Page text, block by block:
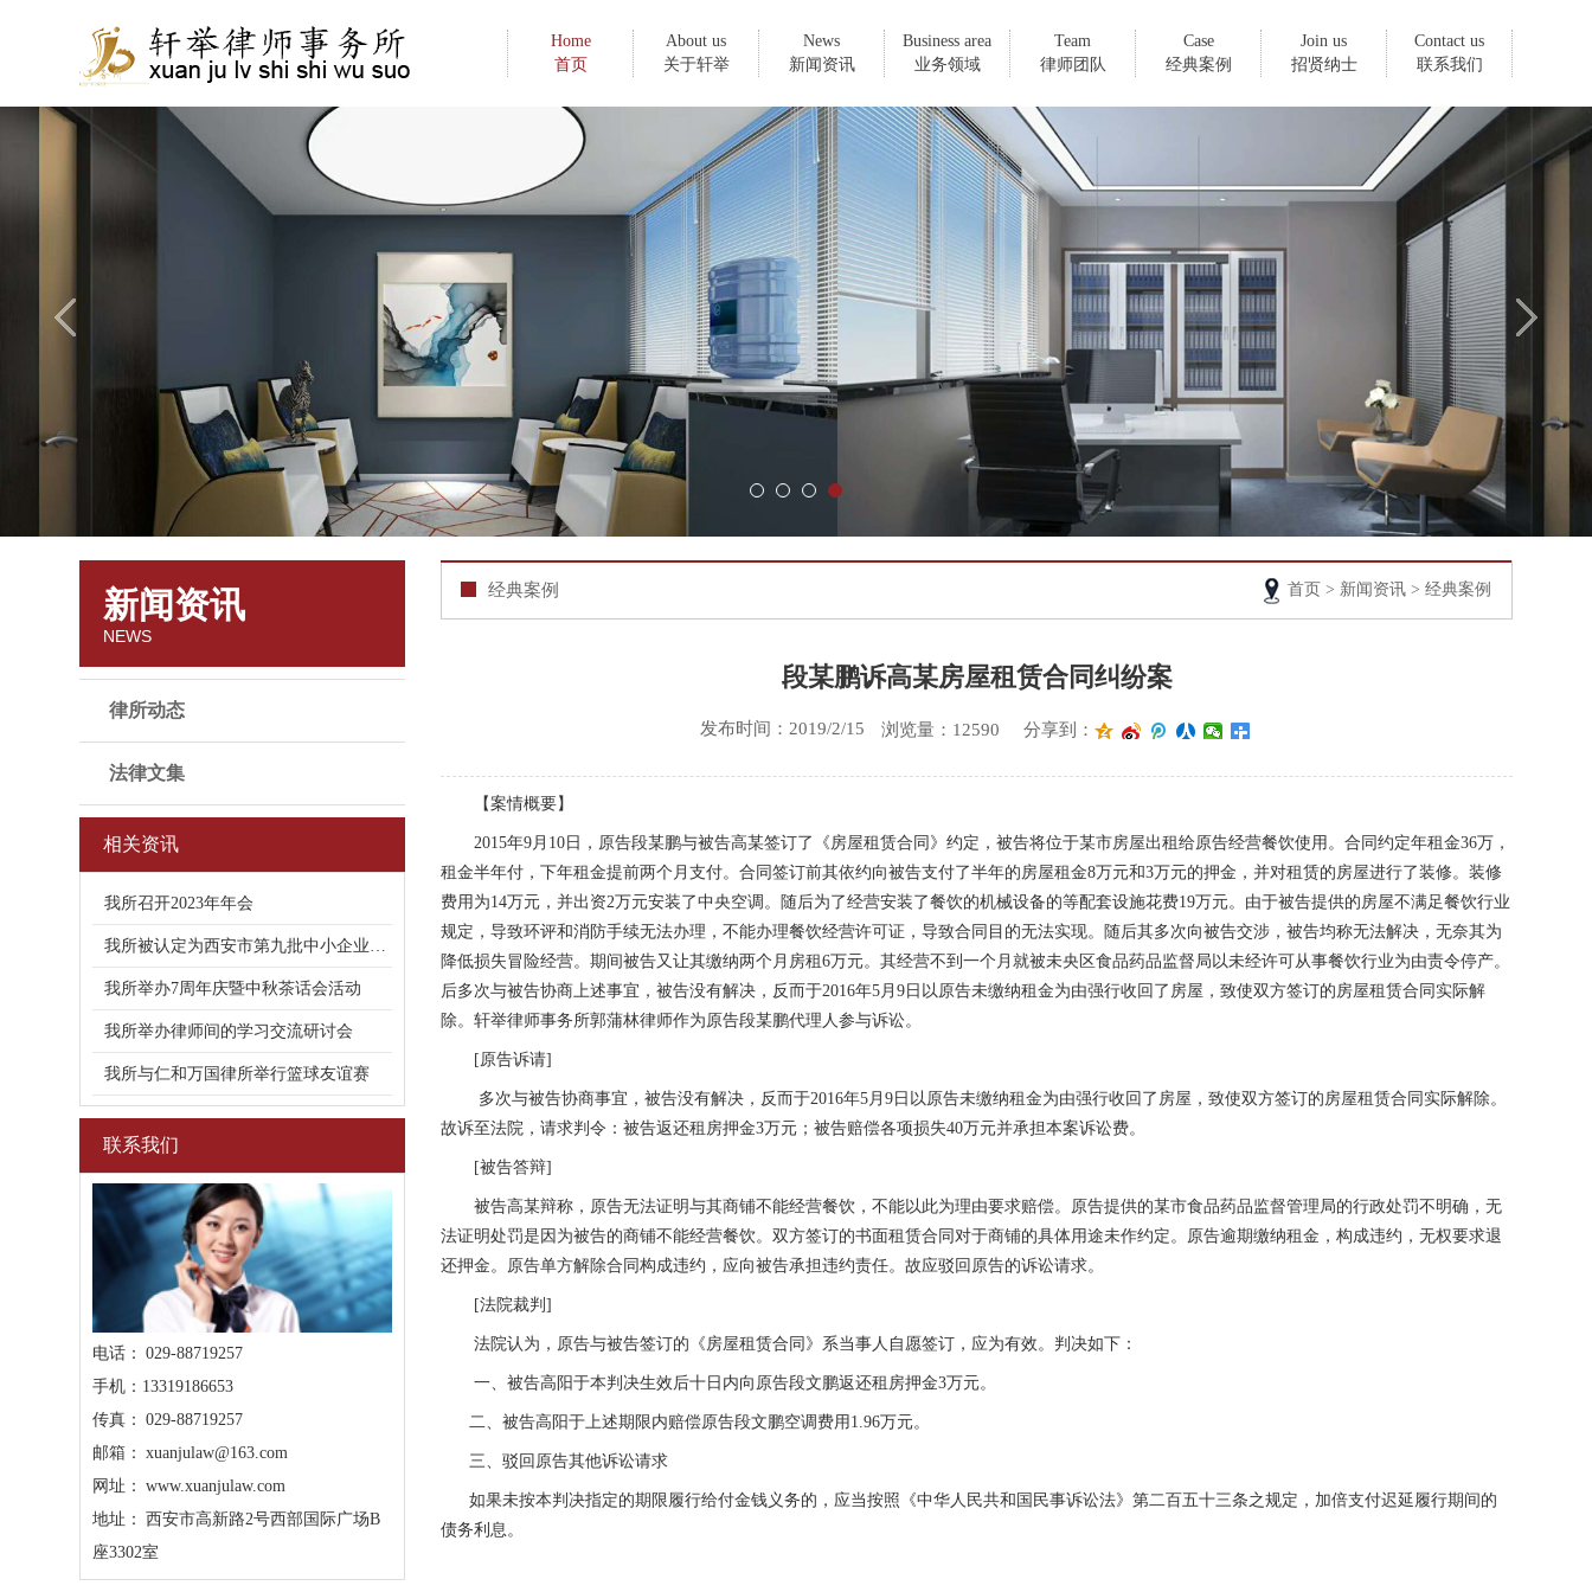
Home
首页
About us
关于轩举
News
新闻资讯
Business area
业务领域
Team
律师团队
Case
经典案例
Join us
招贤纳士
Contact us
联系我们
新闻资讯
NEWS
律所动态
法律文集
相关资讯
我所召开2023年年会
我所被认定为西安市第九批中小企业公共
我所举办7周年庆暨中秋茶话会活动
我所举办律师间的学习交流研讨会
我所与仁和万国律所举行篮球友谊赛
联系我们
电话： 029-88719257
手机：13319186653
传真： 029-88719257
邮箱： xuanjulaw@163.com
网址： www.xuanjulaw.com
地址： 西安市高新路2号西部国际广场B
座3302室
经典案例 首页 > 新闻资讯 > 经典案例
段某鹏诉高某房屋租赁合同纠纷案
发布时间：2019/2/15 浏览量：12590 分享到：
【案情概要】
2015年9月10日，原告段某鹏与被告高某签订了《房屋租赁合同》约定，被告将位于某市房屋出租给原告经营餐饮使用。合同约定年租金36万，
租金半年付，下年租金提前两个月支付。合同签订前其依约向被告支付了半年的房屋租金8万元和3万元的押金，并对租赁的房屋进行了装修。装修
费用为14万元，并出资2万元安装了中央空调。随后为了经营安装了餐饮的机械设备的等配套设施花费19万元。由于被告提供的房屋不满足餐饮行业
规定，导致环评和消防手续无法办理，不能办理餐饮经营许可证，导致合同目的无法实现。随后其多次向被告交涉，被告均称无法解决，无奈其为
降低损失冒险经营。期间被告又让其缴纳两个月房租6万元。其经营不到一个月就被未央区食品药品监督局以未经许可从事餐饮行业为由责令停产。
后多次与被告协商上述事宜，被告没有解决，反而于2016年5月9日以原告未缴纳租金为由强行收回了房屋，致使双方签订的房屋租赁合同实际解
除。轩举律师事务所郭蒲林律师作为原告段某鹏代理人参与诉讼。
[原告诉请]
多次与被告协商事宜，被告没有解决，反而于2016年5月9日以原告未缴纳租金为由强行收回了房屋，致使双方签订的房屋租赁合同实际解除。
故诉至法院，请求判令：被告返还租房押金3万元；被告赔偿各项损失40万元并承担本案诉讼费。
[被告答辩]
被告高某辩称，原告无法证明与其商铺不能经营餐饮，不能以此为理由要求赔偿。原告提供的某市食品药品监督管理局的行政处罚不明确，无
法证明处罚是因为被告的商铺不能经营餐饮。双方签订的书面租赁合同对于商铺的具体用途未作约定。原告逾期缴纳租金，构成违约，无权要求退
还押金。原告单方解除合同构成违约，应向被告承担违约责任。故应驳回原告的诉讼请求。
[法院裁判]
法院认为，原告与被告签订的《房屋租赁合同》系当事人自愿签订，应为有效。判决如下：
一、被告高阳于本判决生效后十日内向原告段文鹏返还租房押金3万元。
二、被告高阳于上述期限内赔偿原告段文鹏空调费用 1.96万元。
三、驳回原告其他诉讼请求
如果未按本判决指定的期限履行给付金钱义务的，应当按照《中华人民共和国民事诉讼法》第二百五十三条之规定，加倍支付迟延履行期间的
债务利息。